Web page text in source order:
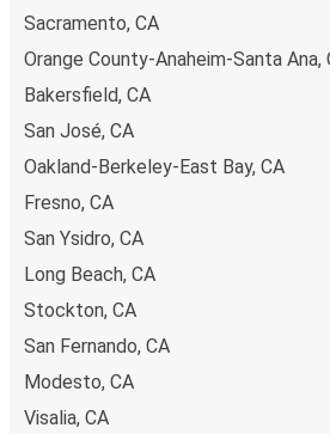
Sacramento, CA
Orange County-Anaheim-Santa Ana,
Bakersfield, CA
San José, CA
Oakland-Berkeley-East Bay, CA
Fresno, CA
San Ysidro, CA
Long Beach, CA
Stockton, CA
San Fernando, CA
Modesto, CA
Visalia, CA